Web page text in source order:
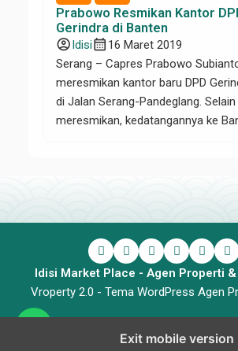
Prabowo Resmikan Kantor
Gerindra di Banten
account_circleIdisicalendar_month 16 Maret 2019
Serang – Capres Prabowo
meresmikan kantor baru DPD
di Jalan Serang-Pandeglang. Selain
meresmikan, kedatangannya ke
“Hari ini […]
Idisi Market Place - Agen Properti
Vroperty 2.0 - Tema WordPress Agen
Exit mobile version